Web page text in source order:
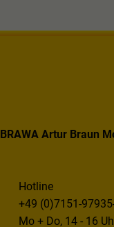
BRAWA Artur Braun
Hotline
+49 (0)7151-
Mo + Do, 14 - 16